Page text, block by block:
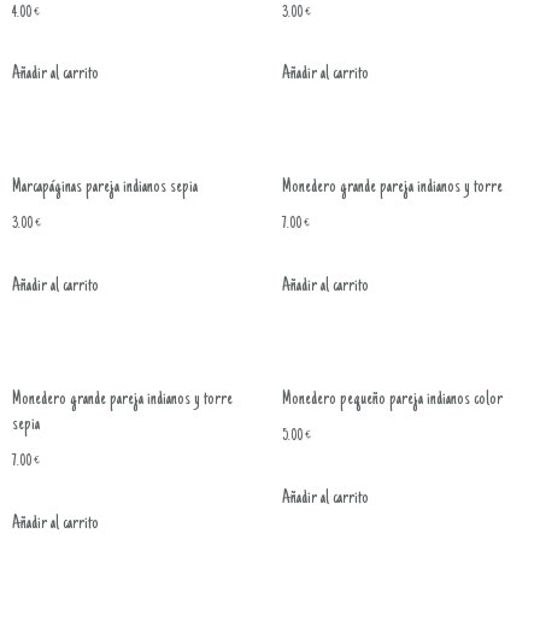
4.00€
Añadir al carrito
3.00€
Añadir al carrito
Marcapáginas pareja indianos sepia
3.00€
Añadir al carrito
Monedero grande pareja indianos y torre
7.00€
Añadir al carrito
Monedero grande pareja indianos y torre
sepia
7.00€
Añadir al carrito
Monedero pequeño pareja indianos color
5.00€
Añadir al carrito